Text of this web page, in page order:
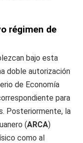
régimen de
bajo esta
doble autorización
de Economía
para
Posteriormente, la
(ARCA)
como al